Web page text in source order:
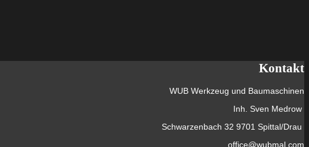
Kontakt
WUB Werkzeug und Baumaschinen
Inh. Sven Medrow
Schwarzenbach 32 9701 Spittal/Drau
office@wubmal.com